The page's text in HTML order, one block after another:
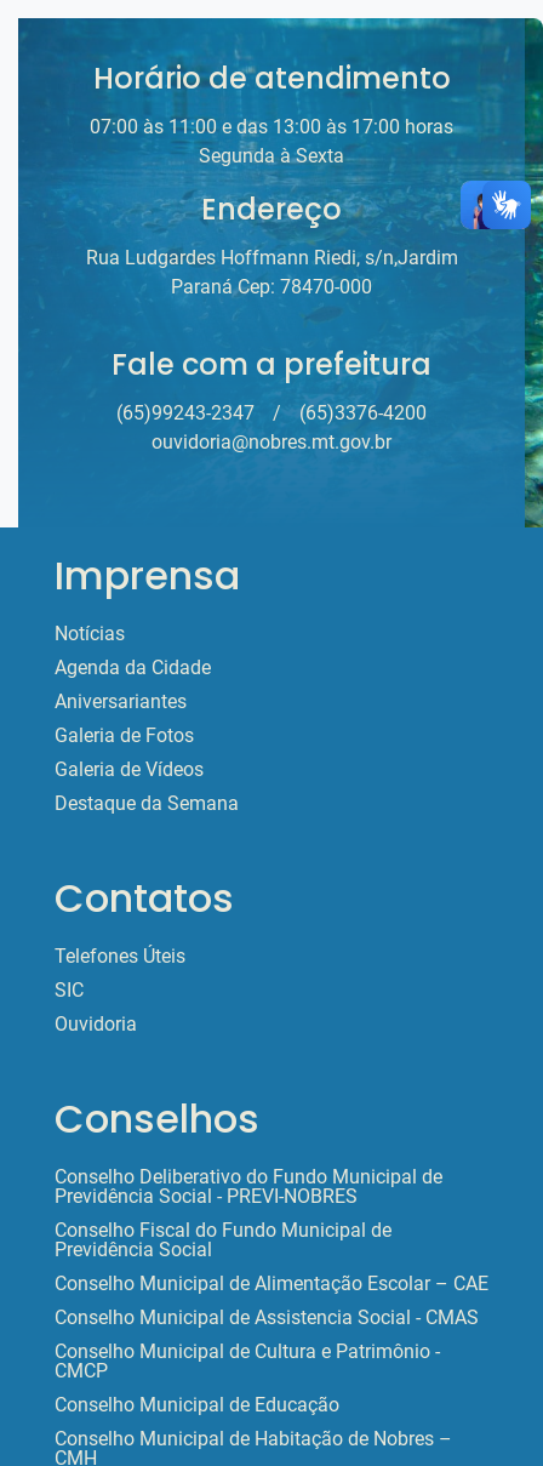
Horário de atendimento
07:00 às 11:00 e das 13:00 às 17:00 horas
Segunda à Sexta
Endereço
Rua Ludgardes Hoffmann Riedi, s/n,Jardim
Paraná Cep: 78470-000
Fale com a prefeitura
(65)99243-2347 /
(65)3376-4200
ouvidoria@nobres.mt.gov.br
Imprensa
Notícias
Agenda da Cidade
Aniversariantes
Galeria de Fotos
Galeria de Vídeos
Destaque da Semana
Contatos
Telefones Úteis
SIC
Ouvidoria
Conselhos
Conselho Deliberativo do Fundo Municipal de
Previdência Social - PREVI-NOBRES
Conselho Fiscal do Fundo Municipal de
Previdência Social
Conselho Municipal de Alimentação Escolar – CAE
Conselho Municipal de Assistencia Social - CMAS
Conselho Municipal de Cultura e Patrimônio -
CMCP
Conselho Municipal de Educação
Conselho Municipal de Habitação de Nobres –
CMH